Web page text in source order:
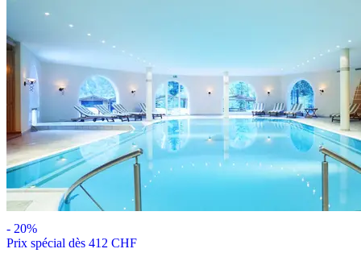
- 20%
Prix ​​spécial dès 412 CHF